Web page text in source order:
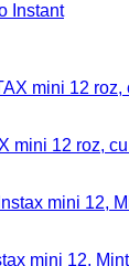
Instant
mini 12 roz,
mini 12,